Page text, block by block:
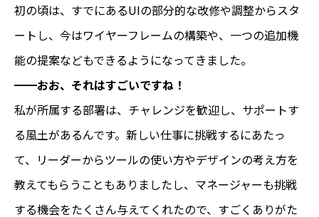
初の頃は、すでにあるUIの部分的な改修や調整からスタ
ートし、今はワイヤーフレームの構築や、一つの追加機
能の提案などもできるようになってきました。
━━おお、それはすごいですね！
私が所属する部署は、チャレンジを歓迎し、サポートす
る風土があるんです。新しい仕事に挑戦するにあたっ
て、リーダーからツールの使い方やデザインの考え方を
教えてもらうこともありましたし、マネージャーも挑戦
する機会をたくさん与えてくれたので、すごくありがた